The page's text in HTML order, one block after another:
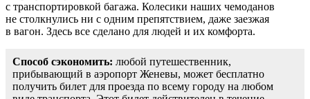
с транспортировкой багажа. Колесики наших чемоданов
не столкнулись ни с одним препятствием, даже заезжая
в вагон. Здесь все сделано для людей и их комфорта.
Способ сэкономить: любой путешественник,
прибывающий в аэропорт Женевы, может бесплатно
получить билет для проезда по всему городу на любом